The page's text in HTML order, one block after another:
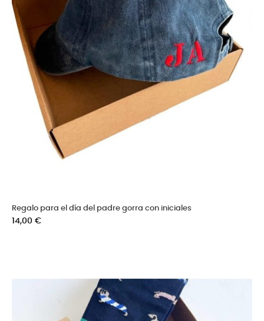
Regalo para el día del padre gorra con iniciales
Precio
14,00 €